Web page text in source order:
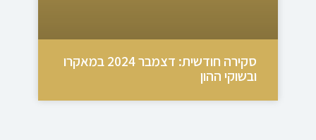
סקירה חודשית: דצמבר 2024 במאקרו
ובשוקי ההון